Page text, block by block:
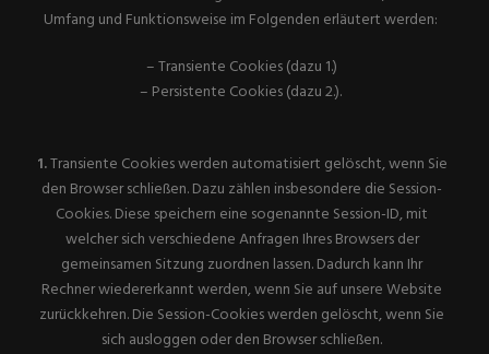
Umfang und Funktionsweise im Folgenden erläutert werden:
– Transiente Cookies (dazu 1.)
– Persistente Cookies (dazu 2.).
1.Transiente Cookies werden automatisiert gelöscht, wenn Sie
den Browser schließen. Dazu zählen insbesondere die Session-
Cookies. Diese speichern eine sogenannte Session-ID, mit
welcher sich verschiedene Anfragen Ihres Browsers der
gemeinsamen Sitzung zuordnen lassen. Dadurch kann Ihr
Rechner wiedererkannt werden, wenn Sie auf unsere Website
zurückkehren. Die Session-Cookies werden gelöscht, wenn Sie
sich ausloggen oder den Browser schließen.